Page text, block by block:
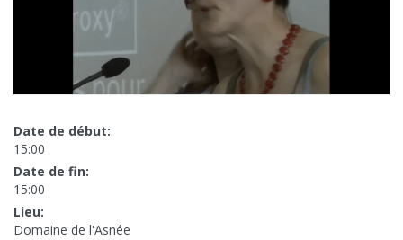
Date de début:
15:00
Date de fin:
15:00
Lieu:
Domaine de l'Asnée